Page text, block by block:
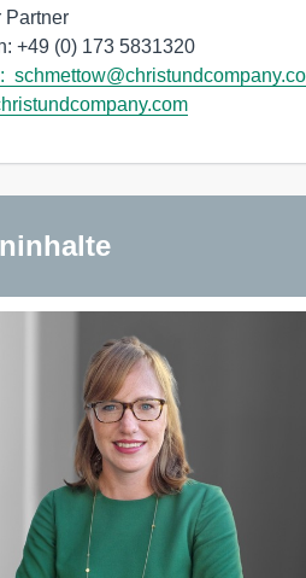
Partner
+49 (0) 173 5831320